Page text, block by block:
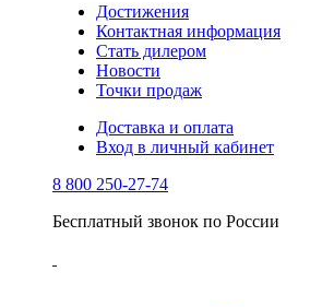
Достижения
Контактная информация
Стать дилером
Новости
Точки продаж
Доставка и оплата
Вход в личный кабинет
8 800 250-27-74
Бесплатный звонок по России